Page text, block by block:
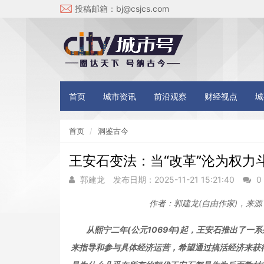
投稿邮箱： bj@csjcs.com
首页 城市资讯 前沿观察 财经视点
首页 洞鉴古今
王安石变法：当“改革”沦为权力
郭建龙 发布日期：2025-11-21 15:21:40 0
作者：郭建龙(自由作家)，来
从熙宁二年(公元1069年)起，王安石推出了一
来指导和参与具体经济运营，希望通过搞活经济来